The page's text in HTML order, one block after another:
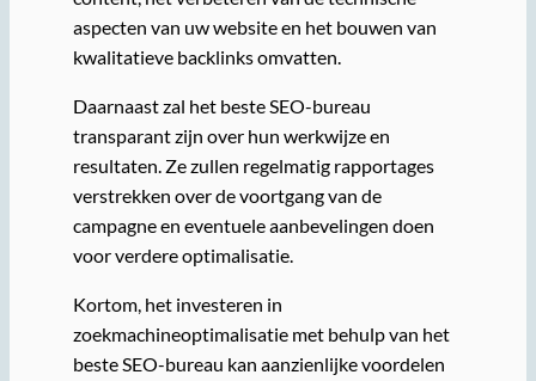
aspecten van uw website en het bouwen van
kwalitatieve backlinks omvatten.
Daarnaast zal het beste SEO-bureau
transparant zijn over hun werkwijze en
resultaten. Ze zullen regelmatig rapportages
verstrekken over de voortgang van de
campagne en eventuele aanbevelingen doen
voor verdere optimalisatie.
Kortom, het investeren in
zoekmachineoptimalisatie met behulp van het
beste SEO-bureau kan aanzienlijke voordelen